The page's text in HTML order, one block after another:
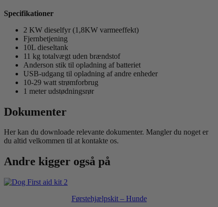
Specifikationer
2 KW dieselfyr (1,8KW varmeeffekt)
Fjernbetjening
10L dieseltank
11 kg totalvægt uden brændstof
Anderson stik til opladning af batteriet
USB-udgang til opladning af andre enheder
10-29 watt strømforbrug
1 meter udstødningsrør
Dokumenter
Her kan du downloade relevante dokumenter. Mangler du noget er
du altid velkommen til at kontakte os.
Andre kigger også på
Førstehjælpskit – Hunde